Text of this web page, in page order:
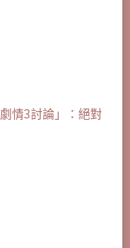
情3討論」：絕對